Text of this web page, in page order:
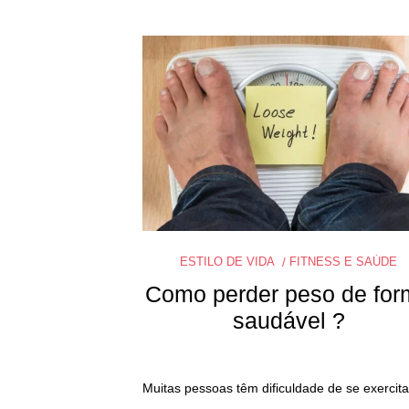
ESTILO DE VIDA FITNESS E SAÚDE
Como perder peso de
saudável ?
Muitas pessoas têm dificuldade de se